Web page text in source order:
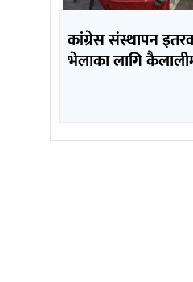
कांग्रेस संस्थापन इतरको
भेलाका लागि